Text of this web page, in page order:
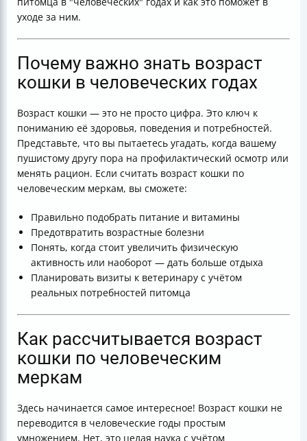
уходе за ним.
Почему важно знать возраст
кошки в человеческих годах
Возраст кошки — это не просто цифра. Это ключ к
пониманию её здоровья, поведения и потребностей.
Представьте, что вы пытаетесь угадать, когда вашему
пушистому другу пора на профилактический осмотр или
менять рацион. Если считать возраст кошки по
человеческим меркам, вы сможете:
Правильно подобрать питание и витамины
Предотвратить возрастные болезни
Понять, когда стоит увеличить физическую
активность или наоборот — дать больше отдыха
Планировать визиты к ветеринару с учётом
реальных потребностей питомца
Как рассчитывается возраст
кошки по человеческим
меркам
Здесь начинается самое интересное! Возраст кошки не
переводится в человеческие годы простым
умножением. Нет, это целая наука с учётом